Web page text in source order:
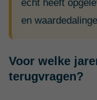
echt heeft
en
Voor welke
terugvragen?